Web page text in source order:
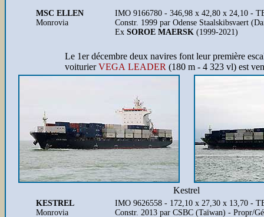
MSC ELLEN
Monrovia
IMO 9166780 - 346,98 x 42,80 x 24,10 -
Constr. 1999 par Odense Staalskibsvaert
Ex SOROE MAERSK (1999-2021)
Le 1er décembre deux navires font leur première
voiturierVEGA LEADER (180 m - 4 323 vl) est
Kestrel
KESTREL
Monrovia
IMO 9626558 - 172,10 x 27,30 x 13,70 -
Constr. 2013 par CSBC (Taïwan) - Propr/